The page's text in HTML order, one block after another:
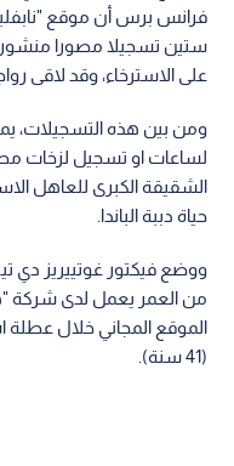
فرانس برس أن موقع
ستين تسجيلا مصورا
على الاسترخاء، وقد لاقى
ومن بين هذه التسجيلات،
لساعات او تسجيل لزخات
الشقيقة الكبرى للعاهل
حياة دببة الباندا.
ووضع فيكتور غوتييريز دي
من العمر يعمل لدى شركة
الموقع المجاني خلال
(41 سنة).